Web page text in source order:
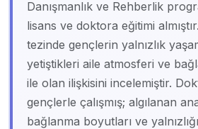
Danışmanlık ve Rehberlik
lisans ve doktora eğitimi
tezinde gençlerin yalnızlık
yetiştikleri aile atmosferi ve
ile olan ilişkisini incelemiştir.
gençlerle çalışmış; algılanan
bağlanma boyutları ve